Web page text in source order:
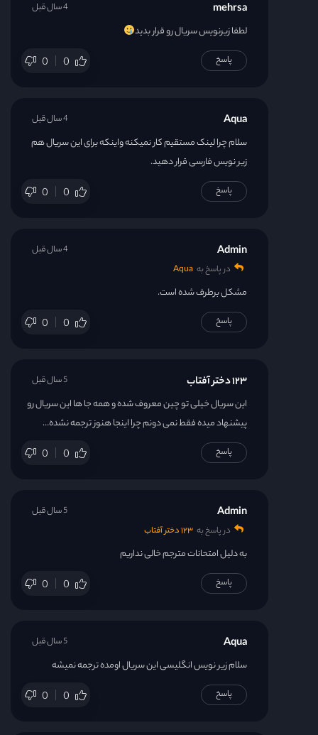
mehrsa
لطفا زیرنویس سریال رو قرار بدید
0 0
4 سال قبل
پاسخ
Aqua
سلام چرا لینک مستقیم کار نمیکنه واینکه برای این سریال هم
زیر نویس فارسی قرار دهید.
0 0
4 سال قبل
پاسخ
Admin
در پاسخ به Aqua
مشکل برطرف شده است.
0 0
4 سال قبل
پاسخ
۱۲۳ دختر آفتاب
این سریال خیلی تو چین معروف شده و همه جا ها این سریال رو
پیشنهاد میده فقط نمی دونم چرا اینجا هنوز ترجمه نشده…
0 0
5 سال قبل
پاسخ
Admin
در پاسخ به ۱۲۳ دختر آفتاب
به دلیل امتحانات مترجم خالی نداریم
0 0
5 سال قبل
پاسخ
Aqua
سلام زیر نویس انگلیسی این سریال اومده ترجمه نمیشه
0 0
5 سال قبل
پاسخ